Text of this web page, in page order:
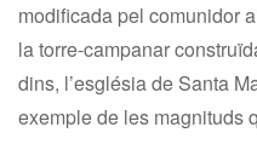
modificada pel comunidor
la torre-campanar
dins, l’església de Santa
exemple de les magnituds